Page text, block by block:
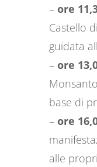
– ore
Castello
guidata
– ore
base di
– ore
alle